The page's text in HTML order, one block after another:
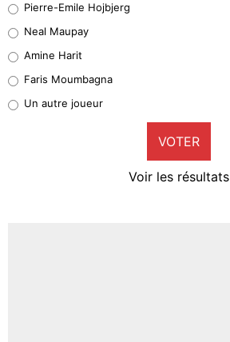
5%
1%
9%
Pierre-Emile Hojbjerg
Neal Maupay
Amine Harit
Faris Moumbagna
Un autre joueur
VOTER
Voir les résultats